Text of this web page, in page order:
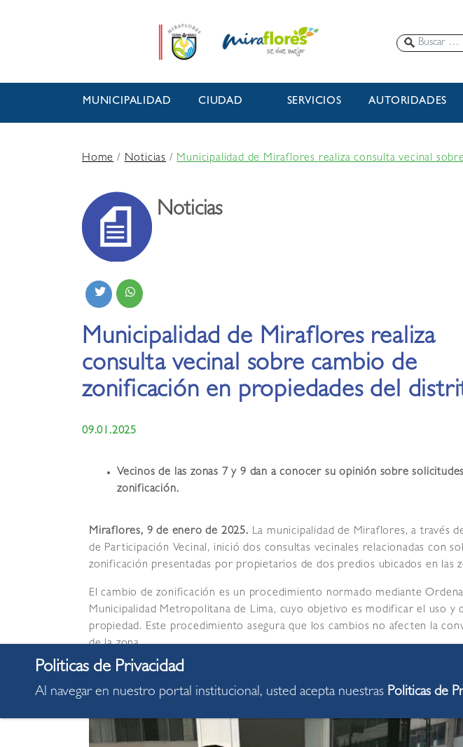
MUNICIPALIDAD CIUDAD SERVICIOS AUTORIDADES
Home/Noticias /Municipalidad de Miraflores realiza consulta vecinal
Noticias
Municipalidad de Miraflores realiza
consulta vecinal sobre cambio de
zonificación en propiedades del
09.01.2025
Vecinos de las zonas 7 y 9 dan a conocer su opinión sobre
zonificación.
Miraflores, 9 de enero de 2025. La municipalidad de Miraflores, a través
de Participación Vecinal, inició dos consultas vecinales relacionadas con
zonificación presentadas por propietarios de dos predios ubicados en las
El cambio de zonificación es un procedimiento normado mediante
Municipalidad Metropolitana de Lima, cuyo objetivo es modificar el uso y
propiedad. Este procedimiento asegura que los cambios no afecten la
de la zona.
Al navegar en nuestro portal institucional, usted acepta nuestras Politicas de